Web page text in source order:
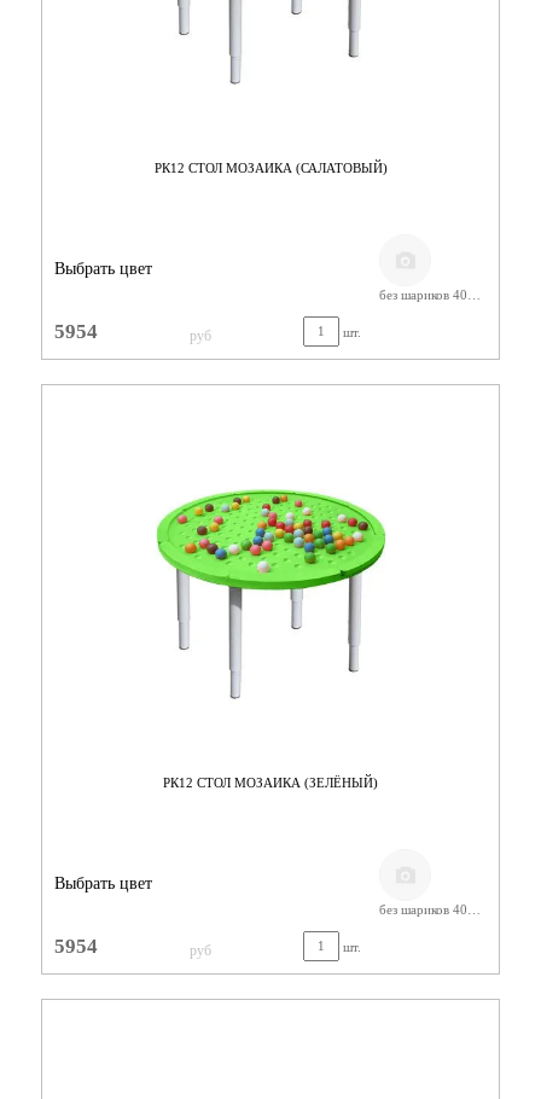
РК12 СТОЛ МОЗАИКА (САЛАТОВЫЙ)
Выбрать цвет
5954 руб шт.
РК12 СТОЛ МОЗАИКА (ЗЕЛЁНЫЙ)
Выбрать цвет
5954 руб шт.